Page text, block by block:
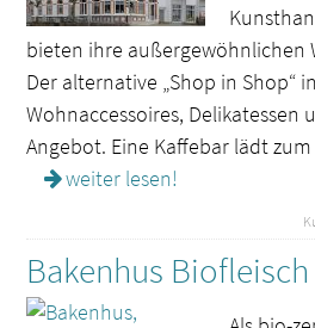
bieten ihre außergewöhnlichen
Der alternative „Shop in Shop“
Wohnaccessoires, Delikatessen
Angebot. Eine Kaffebar lädt
weiter lesen!
Bakenhus Biofleisch